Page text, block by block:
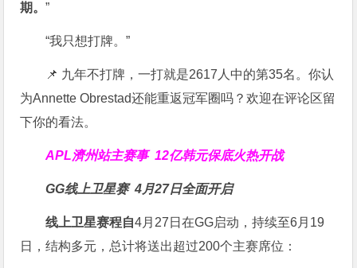
期。”
“我只想打牌。”
📌 九年不打牌，一打就是2617人中的第35名。你认
为Annette Obrestad还能重返冠军圈吗？欢迎在评论区留
下你的看法。
APL濟州站主赛事12亿韩元保底火热开战
GG线上卫星赛4月27日全面开启
线上卫星赛程自4月27日在GG启动，持续至6月19
日，结构多元，总计将送出超过200个主赛席位：